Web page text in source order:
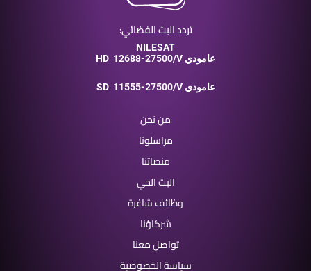
تردد البث الفضائي:
NILESAT
HD
12688-27500/V عامودي
SD 11555-27500/V عامودي
من نحن
مراسلونا
منصاتنا
البث الحي
وظائف شاغرة
شركاؤنا
تواصل معنا
سياسة الخصوصية